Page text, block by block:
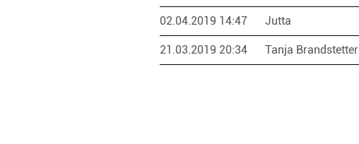
02.04.2019 14:47 Jutta
21.03.2019 20:34 Tanja Brandstetter